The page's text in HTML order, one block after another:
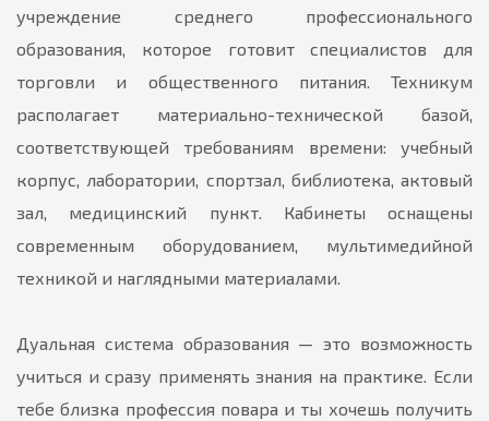
учреждение среднего профессионального
образования, которое готовит специалистов для
торговли и общественного питания. Техникум
располагает материально-технической базой,
соответствующей требованиям времени: учебный
корпус, лаборатории, спортзал, библиотека, актовый
зал, медицинский пункт. Кабинеты оснащены
современным оборудованием, мультимедийной
техникой и наглядными материалами.
Дуальная система образования — это возможность
учиться и сразу применять знания на практике. Если
тебе близка профессия повара и ты хочешь получить